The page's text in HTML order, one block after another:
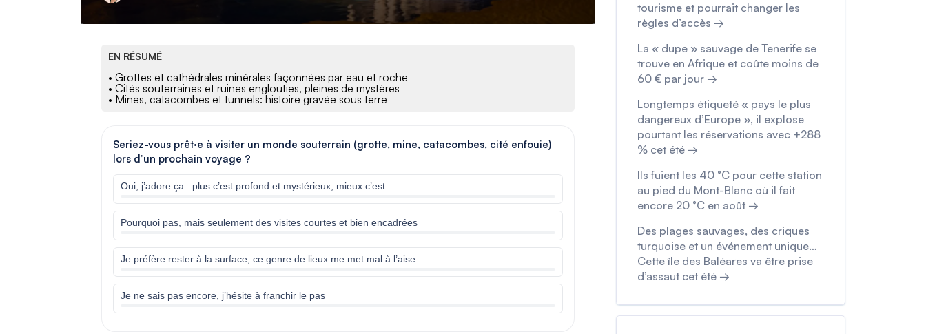
EN RÉSUMÉ
• Grottes et cathédrales minérales façonnées par eau et roche
• Cités souterraines et ruines englouties, pleines de mystères
• Mines, catacombes et tunnels: histoire gravée sous terre
Seriez-vous prêt·e à visiter un monde souterrain (grotte, mine, catacombes, cité enfouie)
lors d’un prochain voyage ?
Oui, j’adore ça : plus c’est profond et mystérieux, mieux c’est
Pourquoi pas, mais seulement des visites courtes et bien encadrées
Je préfère rester à la surface, ce genre de lieux me met mal à l’aise
Je ne sais pas encore, j’hésite à franchir le pas
tourisme et pourrait changer les
règles d’accès →
La « dupe » sauvage de Tenerife se
trouve en Afrique et coûte moins de
60 € par jour →
Longtemps étiqueté « pays le plus
dangereux d’Europe », il explose
pourtant les réservations avec +288
% cet été →
Ils fuient les 40 °C pour cette station
au pied du Mont-Blanc où il fait
encore 20 °C en août →
Des plages sauvages, des criques
turquoise et un événement unique…
Cette île des Baléares va être prise
d’assaut cet été →